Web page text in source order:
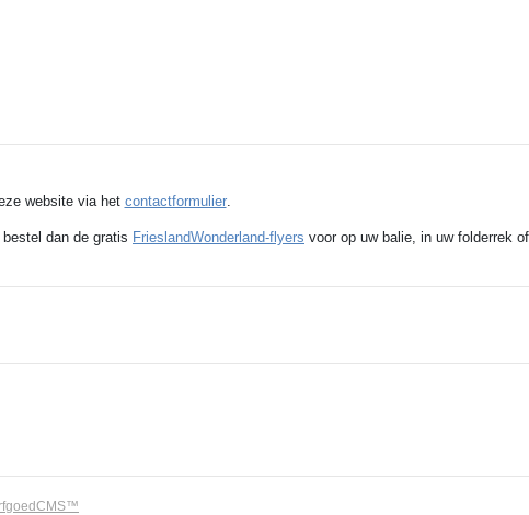
website via het contactformulier.
dan de gratis FrieslandWonderland-flyers voor op uw balie, in uw folderrek of